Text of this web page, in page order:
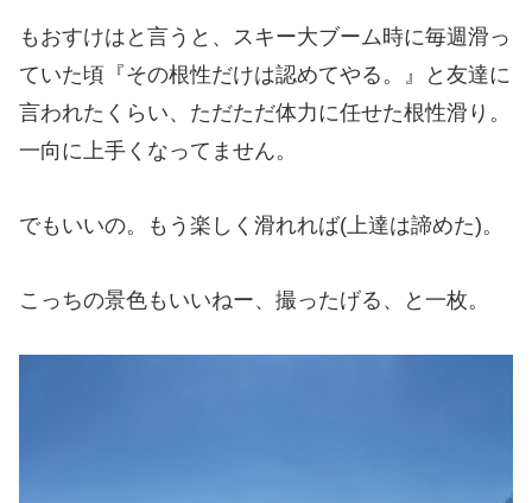
もおすけはと言うと、スキー大ブーム時に毎週滑っ
ていた頃『その根性だけは認めてやる。』と友達に
言われたくらい、ただただ体力に任せた根性滑り。
一向に上手くなってません。
でもいいの。もう楽しく滑れれば(上達は諦めた)。
こっちの景色もいいねー、撮ったげる、と一枚。